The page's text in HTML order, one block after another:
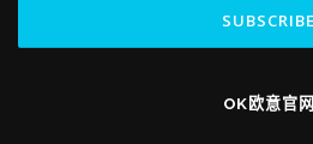
OK欧意官网